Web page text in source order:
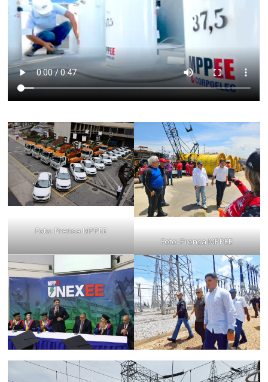
Foto: Prensa MPPEE
Foto: Prensa MPPEE